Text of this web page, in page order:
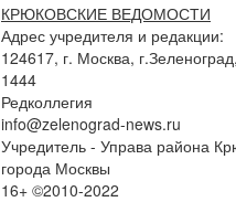
КРЮКОВСКИЕ ВЕДОМОСТИ
Адрес учредителя и редакции:
124617, г. Москва,
1444
Редколлегия
info@zelenograd-news.ru
Учредитель - Управа района
города Москвы
16+ ©2010-2022